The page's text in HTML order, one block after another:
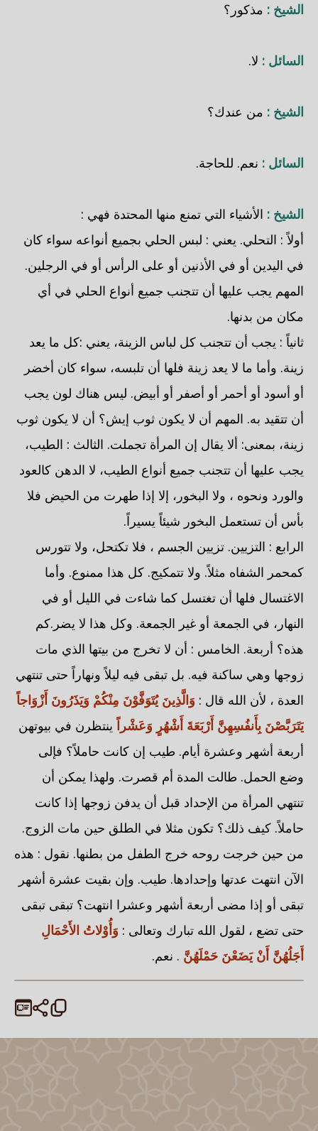
الشيخ : مذكور؟
السائل : لا.
الشيخ : من عندك؟
السائل : نعم. للحاجة.
الشيخ : الأشياء التي تمنع منها المحتدة فهي :
أولاً : التحلي. يعني : لبس الحلي بجميع أنواعه سواء كان
في اليدين أو في الأذنين أو على الرأس أو في الرجلين.
المهم يجب عليها أن تتجنب جميع أنواع الحلي في أي
مكان من بدنها.
ثانياً : يجب أن تتجنب كل لباس الزينة، يعني :كل ما يعد
زينة. وأما ما لا يعد زينة فلها أن تلبسه، سواء كان أخضر
أو أسود أو أحمر أو أصفر أو أبيض. ليس هناك لون يجب
أن تتقيد به. المهم أن لا يكون ثوب إيش؟ أن لا يكون ثوب
زينة، بمعنى: ألا يقال إن المرأة تجملت. الثالث : الطيب،
يجب عليها أن تتجنب جميع أنواع الطيب، لا الدهن كالعود
والورد ونحوه ، ولا البخور، إلا إذا طهرت من الحيض فلا
بأس أن تستعمل البخور شيئاً يسيراً.
الرابع : التزيين. تزيين الجسم ، فلا تكتحل، ولا تتورس
كمحمر الشفاه مثلاً. ولا تتمكيج. كل هذا ممنوع. وأما
الاغتسال فلها أن تغتسل كما شاءت في الليل أو في
النهار، في الجمعة أو غير الجمعة. وكل هذا لا يضر.كم
هذه؟ أربعة. الخامس : أن لا تخرج من بيتها الذي مات
زوجها وهي ساكنة فيه. بل تبقى فيه ليلاً ونهاراً حتى تنتهي
العدة ، لأن الله قال : وَالَّذِينَ يُتَوَفَّوْنَ مِنْكُمْ وَيَذَرُونَ أَزْوَاجاً
يَتَرَبَّصْنَ بِأَنفُسِهِنَّ أَرْبَعَةَ أَشْهُرٍ وَعَشْراً ينتظرن في بيوتهن
أربعة أشهر وعشرة أيام. طيب إن كانت حاملاً؟ فإلى
وضع الحمل. طالت المدة أم قصرت. ولهذا يمكن أن
تنتهي المرأة من الإحداد قبل أن يدفن زوجها إذا كانت
حاملاً. كيف ذلك؟ تكون مثلا في الطلق حين مات الزوج.
من حين خرجت روحه خرج الطفل من بطنها. نقول : هذه
الآن انتهت عدتها وإحدادها. طيب. وإن بقيت عشرة أشهر
تبقى أو إذا مضى أربعة أشهر وعشرا انتهت؟ تبقى تبقى
حتى تضع ، لقول الله تبارك وتعالى : وَأُوْلاتُ الأَحْمَالِ
أَجَلُهُنَّ أَنْ يَضَعْنَ حَمْلَهُنَّ . نعم.